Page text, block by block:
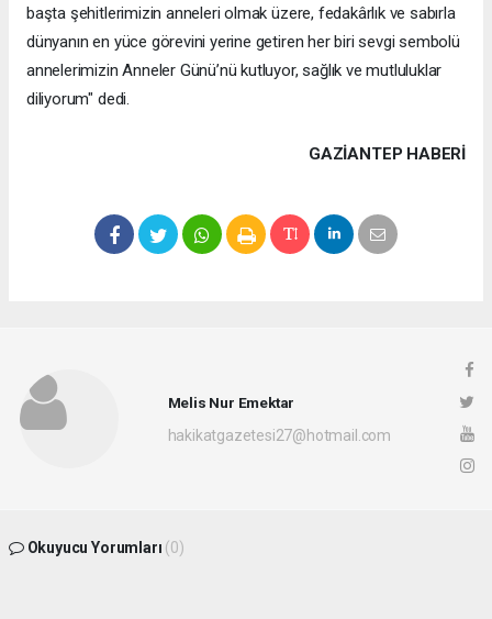
başta şehitlerimizin anneleri olmak üzere, fedakârlık ve sabırla
dünyanın en yüce görevini yerine getiren her biri sevgi sembolü
annelerimizin Anneler Günü’nü kutluyor, sağlık ve mutluluklar
diliyorum" dedi.
GAZIANTEP HABERİ
Melis Nur Emektar
hakikatgazetesi27@hotmail.com
Okuyucu Yorumları (0)